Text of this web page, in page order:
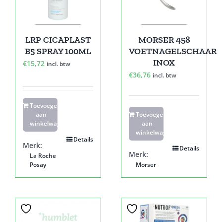
LRP CICAPLAST
B5 SPRAY 100ML
€15,72 incl. btw
Toevoegen
aan
winkelwagen
Details
Merk:
La Roche
Posay
MORSER 458
VOETNAGELSCHAAR
INOX
€36,76 incl. btw
Toevoegen
aan
winkelwagen
Details
Merk:
Morser